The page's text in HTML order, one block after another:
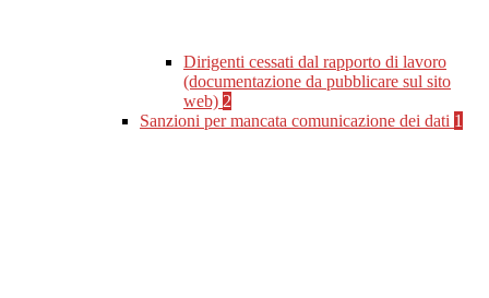
Dirigenti cessati dal rapporto di lavoro
(documentazione da pubblicare sul sito
web) 2
Sanzioni per mancata comunicazione dei dati 1